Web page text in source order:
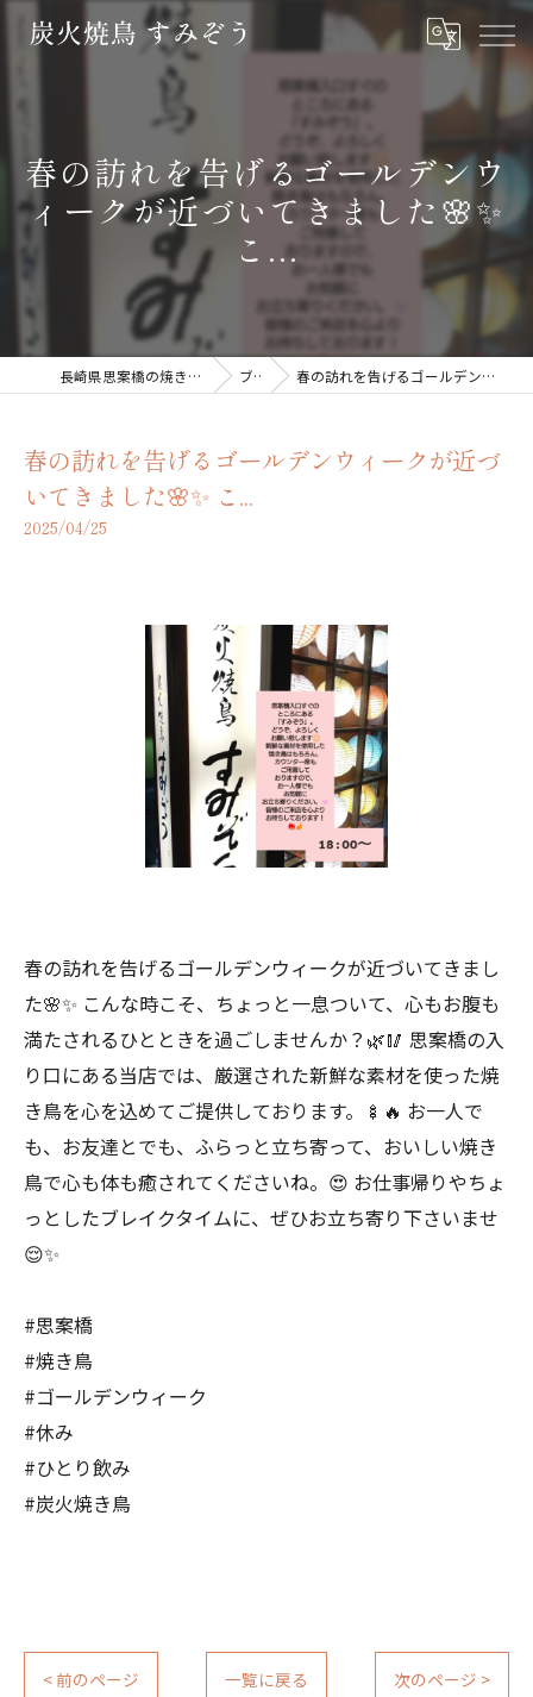
春の訪れを告げるゴールデンウ
ィークが近づいてきました🌸✨
こ...
長崎県思案橋の焼き鳥なら炭火焼鳥 すみぞう ブログ 春の訪れを告げるゴールデンウィークが近づいてきました🌸✨ こ...
春の訪れを告げるゴールデンウィークが近づ
いてきました🌸✨ こ...
2025/04/25
春の訪れを告げるゴールデンウィークが近づいてきまし
た🌸✨ こんな時こそ、ちょっと一息ついて、心もお腹も
満たされるひとときを過ごしませんか？🌿🥢 思案橋の入
り口にある当店では、厳選された新鮮な素材を使った焼
き鳥を心を込めてご提供しております。🍢🔥 お一人で
も、お友達とでも、ふらっと立ち寄って、おいしい焼き
鳥で心も体も癒されてくださいね。😍 お仕事帰りやちょ
っとしたブレイクタイムに、ぜひお立ち寄り下さいませ
😌✨
#思案橋
#焼き鳥
#ゴールデンウィーク
#休み
#ひとり飲み
#炭火焼き鳥
< 前のページ 一覧に戻る 次のページ >